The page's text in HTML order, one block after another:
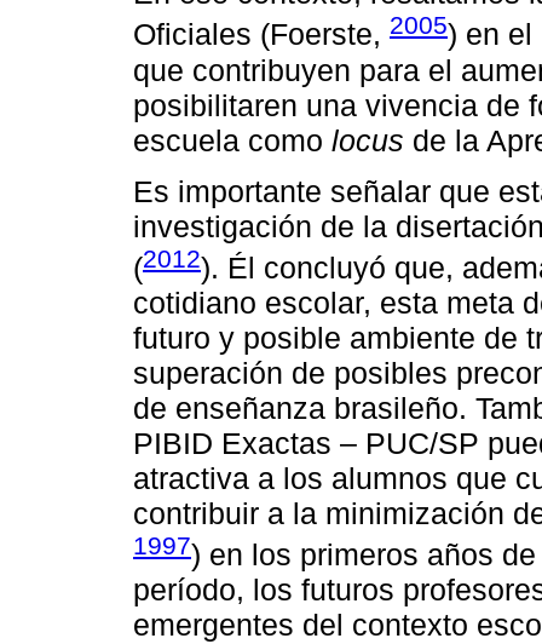
Oficiales (Foerste, 2005) en el
que contribuyen para el
posibilitaren una vivencia de
escuela como locus de la
Es importante señalar que
investigación de la
(2012). Él concluyó que,
cotidiano escolar, esta meta
futuro y posible ambiente de
superación de posibles
de enseñanza brasileño.
PIBID Exactas – PUC/SP
atractiva a los alumnos que
contribuir a la minimización
1997) en los primeros años
período, los futuros
emergentes del contexto